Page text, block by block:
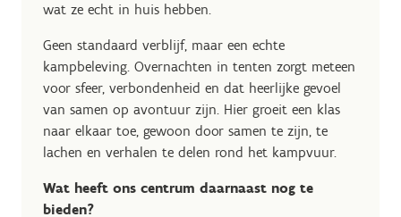
wat ze echt in huis hebben.
Geen standaard verblijf, maar een echte
kampbeleving. Overnachten in tenten zorgt meteen
voor sfeer, verbondenheid en dat heerlijke gevoel
van samen op avontuur zijn. Hier groeit een klas
naar elkaar toe, gewoon door samen te zijn, te
lachen en verhalen te delen rond het kampvuur.
Wat heeft ons centrum daarnaast nog te
bieden?